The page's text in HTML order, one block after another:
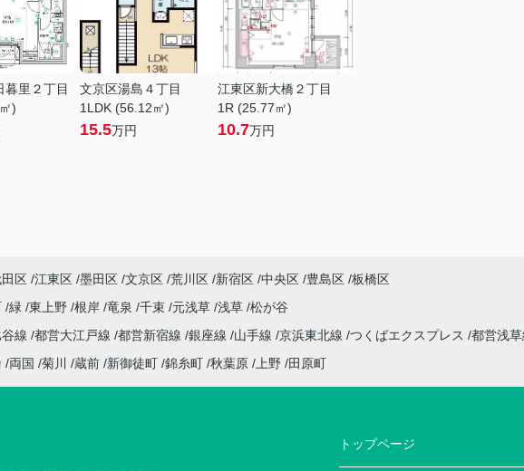
暮里２丁目
)
文京区湯島４丁目
1LDK (56.12㎡)
15.5万円
江東区新大橋２丁目
1R (25.77㎡)
10.7万円
区 江東区 墨田区 文京区 荒川区 新宿区 中央区 豊島区 板橋区
緑 東上野 根岸 竜泉 千束 元浅草 浅草 松が谷
線 都営大江戸線 都営新宿線 銀座線 山手線 京浜東北線 つくばエクスプレス
都営浅
両国 菊川 蔵前 新御徒町 錦糸町 秋葉原 上野 田原町
トップページ